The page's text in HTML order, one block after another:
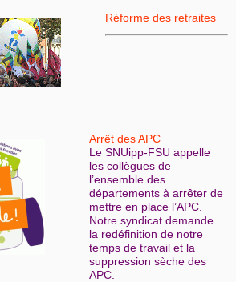
Réforme des retraites
Arrêt des APC
Le SNUipp-FSU appelle
les collègues de
l’ensemble des
départements à arrêter de
mettre en place l’APC.
Notre syndicat demande
la redéfinition de notre
temps de travail et la
suppression sèche des
APC.